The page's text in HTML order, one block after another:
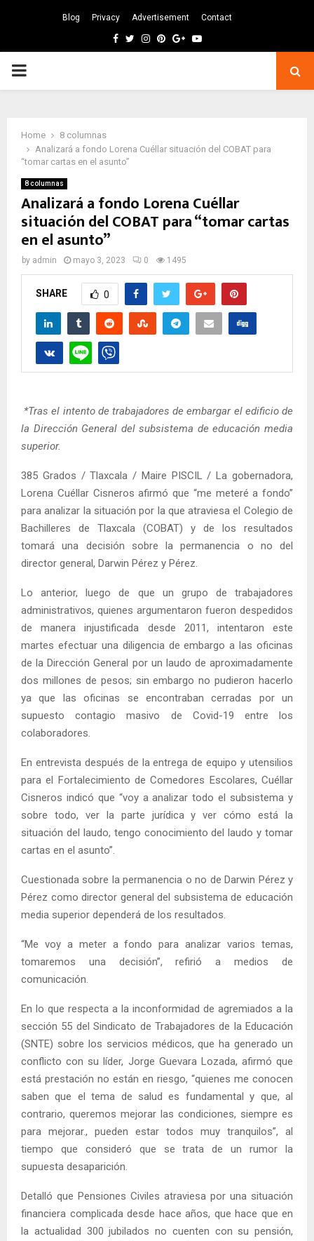
Blog Privacy Advertisement Contact
Facebook
TwitterInstagram
Pinterest
GoogleYoutube
PRIMARY
Home
8 columnas
Analizará a fondo Lorena Cuéllar situación del COBAT para
“tomar cartas en el asunto”
8 columnas
Analizará a fondo Lorena Cuéllar
situación del COBAT para “tomar cartas
en el asunto”
by admin mayo 3, 2023 0 1495
SHARE 0
*Tras el intento de trabajadores de embargar el edificio de
la Dirección General del subsistema de educación media
superior.
385 Grados / Tlaxcala / Maire PISCIL / La gobernadora,
Lorena Cuéllar Cisneros afirmó que “me meteré a fondo”
para analizar la situación por la que atraviesa el Colegio de
Bachilleres de Tlaxcala (COBAT) y de los resultados
tomará una decisión sobre la permanencia o no del
director general, Darwin Pérez y Pérez.
Lo anterior, luego de que un grupo de trabajadores
administrativos, quienes argumentaron fueron despedidos
de manera injustificada desde 2011, intentaron este
martes efectuar una diligencia de embargo a las oficinas
de la Dirección General por un laudo de aproximadamente
dos millones de pesos; sin embargo no pudieron hacerlo
ya que las oficinas se encontraban cerradas por un
supuesto contagio masivo de Covid-19 entre los
colaboradores.
En entrevista después de la entrega de equipo y utensilios
para el Fortalecimiento de Comedores Escolares, Cuéllar
Cisneros indicó que “voy a analizar todo el subsistema y
sobre todo, ver la parte jurídica y ver cómo está la
situación del laudo, tengo conocimiento del laudo y tomar
cartas en el asunto”.
Cuestionada sobre la permanencia o no de Darwin Pérez y
Pérez como director general del subsistema de educación
media superior dependerá de los resultados.
“Me voy a meter a fondo para analizar varios temas,
tomaremos una decisión”, refirió a medios de
comunicación.
En lo que respecta a la inconformidad de agremiados a la
sección 55 del Sindicato de Trabajadores de la Educación
(SNTE) sobre los servicios médicos, que ha generado un
conflicto con su líder, Jorge Guevara Lozada, afirmó que
está prestación no están en riesgo, “quienes me conocen
saben que el tema de salud es fundamental y que, al
contrario, queremos mejorar las condiciones, siempre es
para mejorar., pueden estar todos muy tranquilos”, al
tiempo que consideró que se trata de un rumor la
supuesta desaparición.
Detalló que Pensiones Civiles atraviesa por una situación
financiera complicada desde hace años, que hace que en
la actualidad 300 jubilados no cuenten con su pensión,